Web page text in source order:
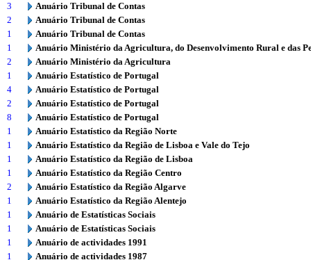
3
Anuário Tribunal de Contas
2
Anuário Tribunal de Contas
1
Anuário Tribunal de Contas
1
Anuário Ministério da Agricultura, do Desenvolvimento Rural e das
2
Anuário Ministério da Agricultura
1
Anuário Estatístico de Portugal
4
Anuário Estatístico de Portugal
2
Anuário Estatístico de Portugal
8
Anuário Estatístico de Portugal
1
Anuário Estatístico da Região Norte
1
Anuário Estatístico da Região de Lisboa e Vale do Tejo
1
Anuário Estatístico da Região de Lisboa
1
Anuário Estatístico da Região Centro
2
Anuário Estatístico da Região Algarve
1
Anuário Estatístico da Região Alentejo
1
Anuário de Estatísticas Sociais
1
Anuário de Estatísticas Sociais
1
Anuário de actividades 1991
1
Anuário de actividades 1987